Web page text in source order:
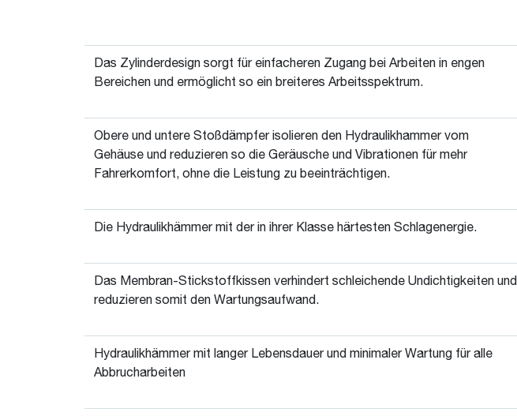
Das Zylinderdesign sorgt für einfacheren Zugang bei Arbeiten in engen
Bereichen und ermöglicht so ein breiteres Arbeitsspektrum.
Obere und untere Stoßdämpfer isolieren den Hydraulikhammer vom
Gehäuse und reduzieren so die Geräusche und Vibrationen für mehr
Fahrerkomfort, ohne die Leistung zu beeinträchtigen.
Die Hydraulikhämmer mit der in ihrer Klasse härtesten Schlagenergie.
Das Membran-Stickstoffkissen verhindert schleichende Undichtigkeiten und
reduzieren somit den Wartungsaufwand.
Hydraulikhämmer mit langer Lebensdauer und minimaler Wartung für alle
Abbrucharbeiten